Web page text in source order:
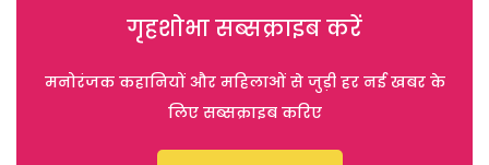
गृहशोभा सब्सक्राइब करें
मनोरंजक कहानियों और महिलाओं से जुड़ी हर नई खबर के
लिए सब्सक्राइब करिए